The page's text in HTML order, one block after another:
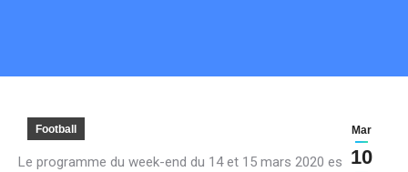
Mar
10
Football
Le programme du week-end du 14 et 15 mars 2020 est